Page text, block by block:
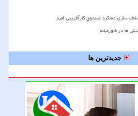
سازی عملکرد صندوق کارآفرینی امید
ها در خاورمیانه
جدیدترین ها